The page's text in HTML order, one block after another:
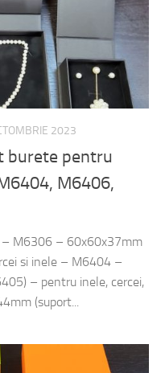
2023
burete pentru
M6406,
– M6306 – 60x60x37mm
si inele – M6404 –
– pentru inele, cercei,
(suport...